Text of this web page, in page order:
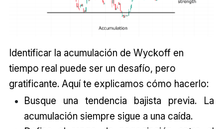
Identificar la acumulación de Wyckoff en
tiempo real puede ser un desafío, pero
gratificante. Aquí te explicamos cómo hacerlo:
Busque una tendencia bajista previa. La
acumulación siempre sigue a una caída.